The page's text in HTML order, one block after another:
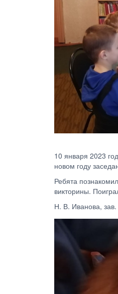
10 января 2023
новом году
Ребята
викторины.
Н. В. Иванова,